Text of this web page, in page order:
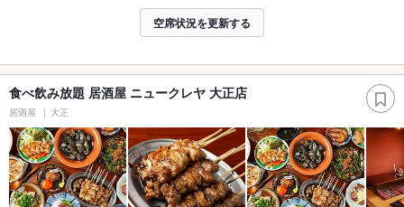
空席状況を更新する
食べ飲み放題 居酒屋 ニュークレヤ 大正店
居酒屋 大正